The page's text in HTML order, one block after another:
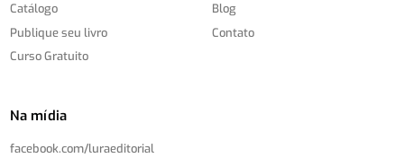
Catálogo
Publique seu livro
Curso Gratuito
Blog
Contato
Na mídia
facebook.com/luraeditorial